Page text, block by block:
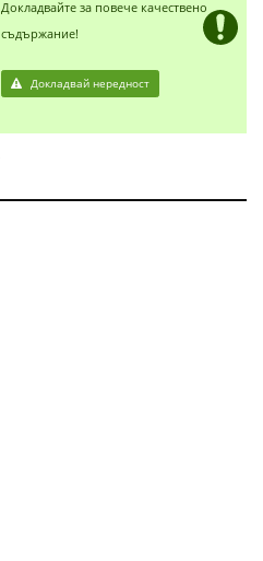
Докладвайте за повече качествено
съдържание!
Докладвай нередност